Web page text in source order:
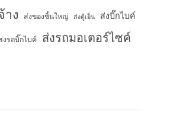
าง ส่งของชิ้นใหญ่ ส่งตู้เย็น ส่งบิ๊กไบค์
งรถบิ๊กไบค์ ส่งรถมอเตอร์ไซค์